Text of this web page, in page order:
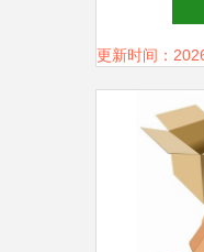
更新时间：